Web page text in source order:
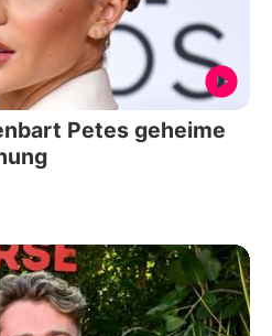
Petes geheime